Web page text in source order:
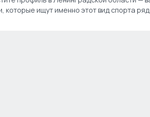
которые ищут именно этот вид спорта